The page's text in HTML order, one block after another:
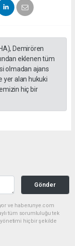
Demirören
eklenen tüm
olmadan ajans
yer alan hukuki
hiç bir
Gönder
ve haberunye.com
tüm sorumluluğu tek
yönetimi hiçbir şekilde